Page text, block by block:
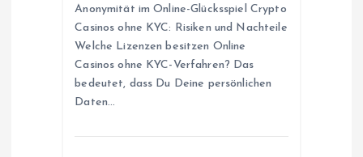
Anonymität im Online-Glücksspiel Crypto
Casinos ohne KYC: Risiken und Nachteile
Welche Lizenzen besitzen Online
Casinos ohne KYC-Verfahren? Das
bedeutet, dass Du Deine persönlichen
Daten…